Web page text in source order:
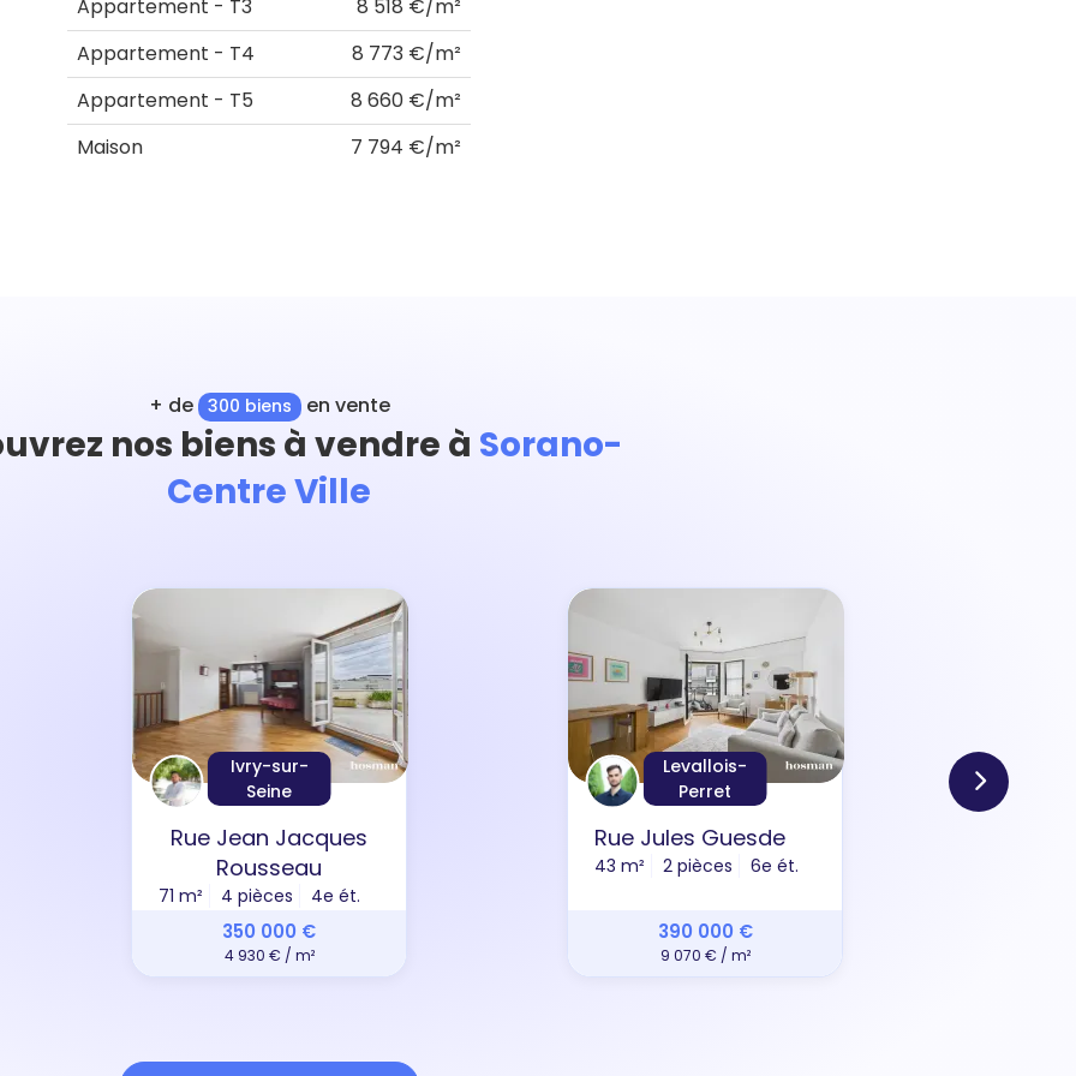
Appartement - T3
8 518 €/m²
Appartement - T4
8 773 €/m²
Appartement - T5
8 660 €/m²
Maison
7 794 €/m²
+ de 300 biens en vente
nos biens à vendre à Sorano-
Centre Ville
Ivry-sur-
Seine
Rue Jean Jacques
Rousseau
71 m² 4 pièces 4e ét.
350 000 €
4 930 € / m²
Levallois-
Perret
Rue Jules Guesde
43 m² 2 pièces 6e ét.
390 000 €
9 070 € / m²